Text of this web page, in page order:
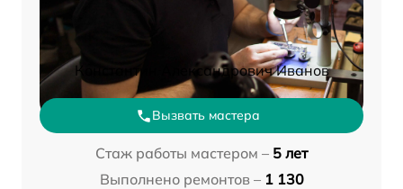
Константин Александрович Иванов
Вызвать мастера
Стаж работы мастером – 5 лет
Выполнено ремонтов – 1 130